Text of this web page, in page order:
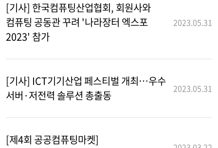
[기사] 한국컴퓨팅산업협회, 회원사와
컴퓨팅 공동관 꾸려 '나라장터 엑스포
2023' 참가
2023.05.31
[기사] ICT기기산업 페스티벌 개최…우수
서버·저전력 솔루션 총출동
2023.05.31
[제4회 공공컴퓨팅마켓]